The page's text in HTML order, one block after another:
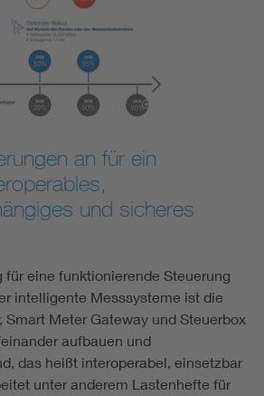
an für ein
und sicheres
für eine funktionierende Steuerung
intelligente Messsysteme ist die
Smart Meter Gateway und Steuerbox
aufbauen und
das heißt interoperabel, einsetzbar
unter anderem Lastenhefte für